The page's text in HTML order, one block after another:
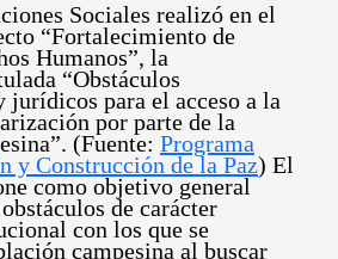
Sociales realizó en el
“Fortalecimiento de
Humanos”, la
“Obstáculos
para el acceso a la
por parte de la
(Fuente: Programa
y Construcción de la Paz) El
como objetivo general
de carácter
con los que se
campesina al buscar